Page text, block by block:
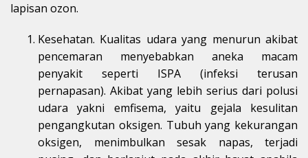
lapisan ozon.
Kesehatan. Kualitas udara yang menurun akibat
pencemaran menyebabkan aneka macam
penyakit seperti ISPA (infeksi terusan
pernapasan). Akibat yang lebih serius dari polusi
udara yakni emfisema, yaitu gejala kesulitan
pengangkutan oksigen. Tubuh yang kekurangan
oksigen, menimbulkan sesak napas, terjadi